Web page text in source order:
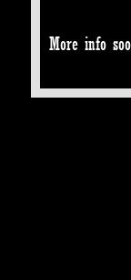
More info